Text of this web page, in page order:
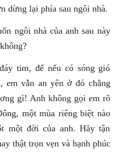
dừng lại phía sau ngôi nhà.
ngôi nhà của anh sau này
tim, để nếu có sóng gió
em vẫn an yên ở đó chẳng
gì! Anh không gọi em rõ
một mùa riêng biệt nào
một đời của anh. Hãy tận
thật trọn vẹn và hạnh phúc